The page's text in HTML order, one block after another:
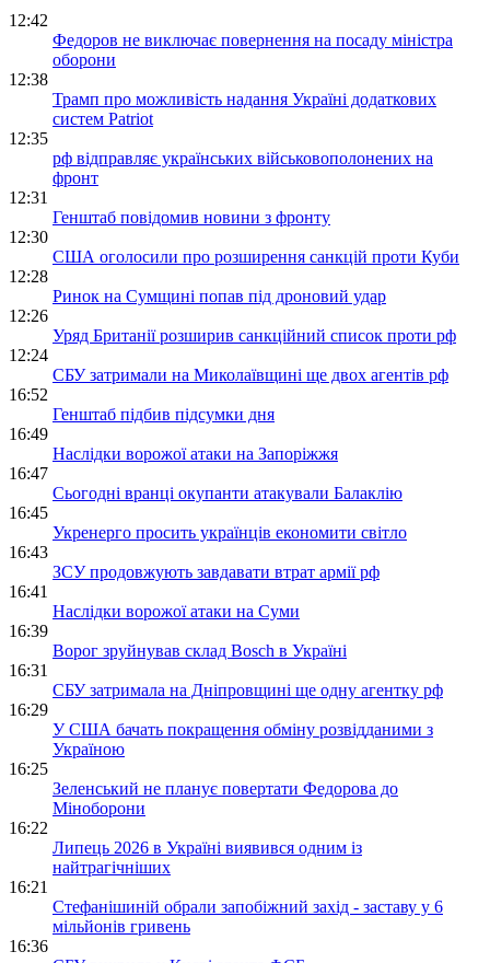
12:42
Федоров не виключає повернення на посаду міністра
оборони
12:38
Трамп про можливість надання Україні додаткових
систем Patriot
12:35
рф відправляє українських військовополонених на
фронт
12:31
Генштаб повідомив новини з фронту
12:30
США оголосили про розширення санкцій проти Куби
12:28
Ринок на Сумщині попав під дроновий удар
12:26
Уряд Британії розширив санкційний список проти рф
12:24
СБУ затримали на Миколаївщині ще двох агентів рф
16:52
Генштаб підбив підсумки дня
16:49
Наслідки ворожої атаки на Запоріжжя
16:47
Сьогодні вранці окупанти атакували Балаклію
16:45
Укренерго просить українців економити світло
16:43
ЗСУ продовжують завдавати втрат армії рф
16:41
Наслідки ворожої атаки на Суми
16:39
Ворог зруйнував склад Bosch в Україні
16:31
СБУ затримала на Дніпровщині ще одну агентку рф
16:29
У США бачать покращення обміну розвідданими з
Україною
16:25
Зеленський не планує повертати Федорова до
Міноборони
16:22
Липець 2026 в Україні виявився одним із
найтрагічніших
16:21
Стефанішиній обрали запобіжний захід - заставу у 6
мільйонів гривень
16:36